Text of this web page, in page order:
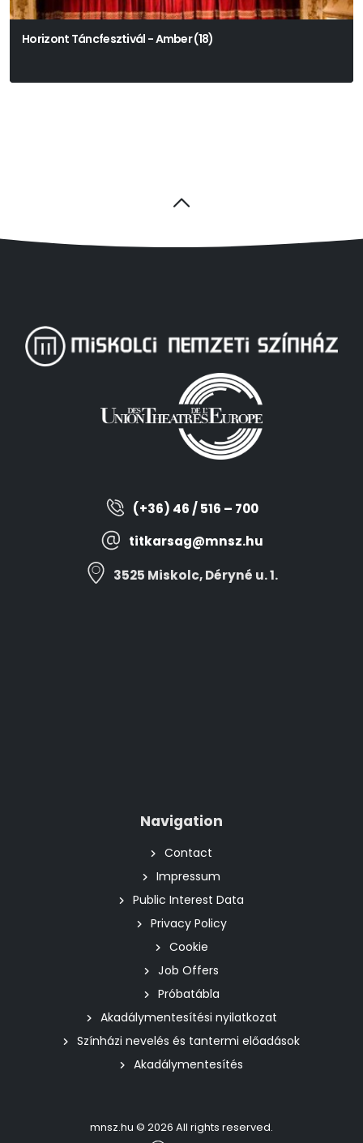
Horizont Táncfesztivál - Amber (18)
(+36) 46 / 516 – 700
titkarsag@mnsz.hu
3525 Miskolc, Déryné u. 1.
Navigation
Contact
Impressum
Public Interest Data
Privacy Policy
Cookie
Job Offers
Próbatábla
Akadálymentesítési nyilatkozat
Színházi nevelés és tantermi előadások
Akadálymentesítés
mnsz.hu © 2026 All rights reserved.